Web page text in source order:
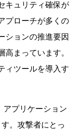
キュリティ確保が
プローチが多くの
ションの推進要因
高まっています。
ィツールを導入す
アプリケーション
。攻撃者にとっ